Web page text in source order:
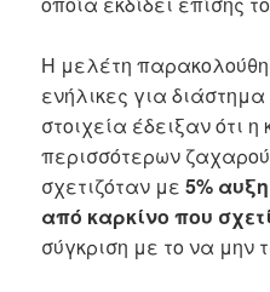
Η μελέτη
ενήλικες για
στοιχεία έδειξαν ότι
περισσότερων
σχετιζόταν με5%
από καρκίνο που
σύγκριση με το να μην